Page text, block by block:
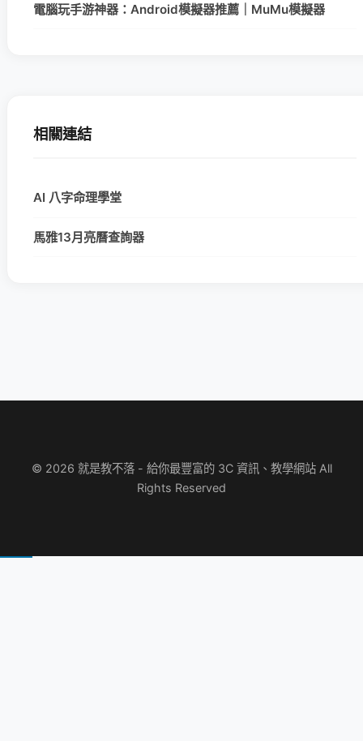
電腦玩手游神器：Android模擬器推薦｜MuMu模擬器
相關連結
AI 八字命理學堂
馬雅13月亮曆查詢器
© 2026 就是教不落 - 給你最豐富的 3C 資訊、教學網站 All
Rights Reserved